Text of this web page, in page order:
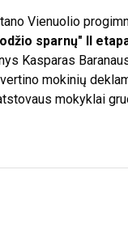
Vienuolio
sparnų" II
Kasparas
mokinių
mokyklai